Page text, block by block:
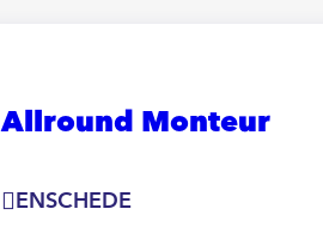
Allround Monteur
ENSCHEDE